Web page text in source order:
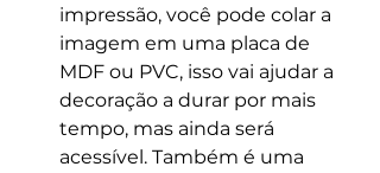
impressão, você pode colar a
imagem em uma placa de
MDF ou PVC, isso vai ajudar a
decoração a durar por mais
tempo, mas ainda será
acessível. Também é uma